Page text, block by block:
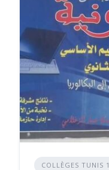
COLLÈGES TUNIS 1